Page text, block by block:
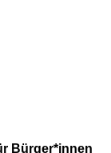
Bürger*innen